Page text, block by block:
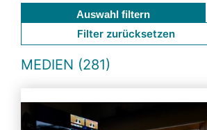
Auswahl filtern
Filter zurücksetzen
MEDIEN (281)